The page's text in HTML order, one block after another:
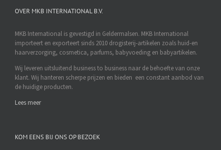
OVER MKB INTERNATIONAL B.V.
MKB International is gevestigd in Geldermalsen. MKB International
importeert en exporteert sinds 2010 drogisterij-artikelen zoals huid-en
haarverzorging, cosmetica, parfums, babyvoeding en babyartikelen.
Wij leveren uitsluitend business to business naar de behoefte van onze
klant. Wij hanteren scherpe prijzen en bieden een constant aanbod van
de huidige producten.
Lees meer
KOM EENS BIJ ONS OP BEZOEK